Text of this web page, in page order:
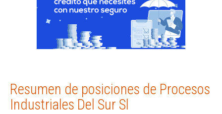
Resumen de posiciones de Procesos
Industriales Del Sur Sl